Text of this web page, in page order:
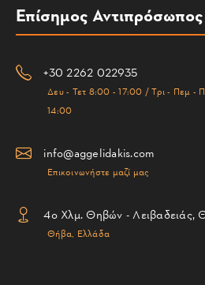
Επίσημος
+30 2262 022935
Δευ - Τετ 8:00 - 17:00 / Τρι - Πεμ
14:00
info@aggelidakis.com
Επικοινωνήστε μαζί μας
4ο Χλμ. Θηβών - Λειβαδειάς,
Θήβα, Ελλάδα